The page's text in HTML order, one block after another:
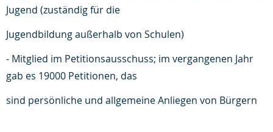
Jugend (zuständig für die
Jugendbildung außerhalb von Schulen)
- Mitglied im Petitionsausschuss; im vergangenen Jahr
gab es 19000 Petitionen, das
sind persönliche und allgemeine Anliegen von Bürgern